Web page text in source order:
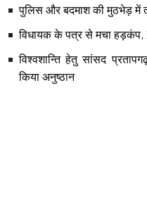
पुलिस और बदमाश की मुठभेड़ में
विधायक के पत्र से मचा हड़कंप,
विश्वशान्ति हेतु सांसद
किया अनुष्ठान